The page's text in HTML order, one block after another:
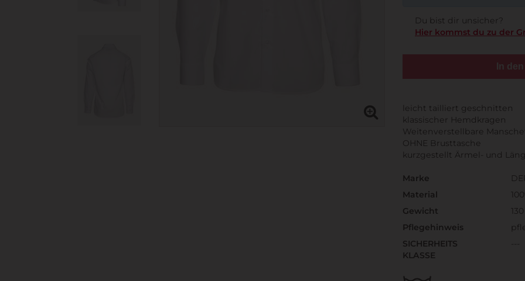
Du bist dir unsicher?
Hier kommst du zu der
In
leicht tailliert geschnitten
klassischer Hemdkragen
Weitenverstellbare
OHNE Brusttasche
kurzgestellt Ärmel- und
Marke
Material
Gewicht
Pflegehinweis
SICHERHEITS
KLASSE